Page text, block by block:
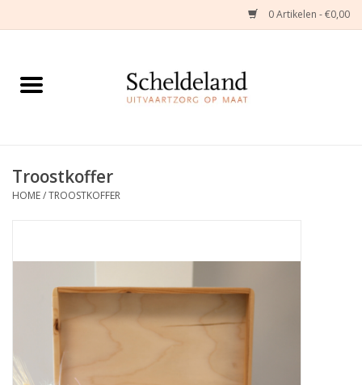
0 Artikelen - €0,00
Home
Herinneringsjuwelen
Troostartikelen
Bloemenabonnement
Kleine asdragers
Troostkoffer
HOME/TROOSTKOFFER